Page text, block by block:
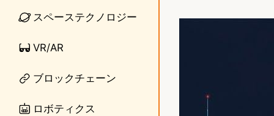
スペーステクノロジー
VR/AR
ブロックチェーン
ロボティクス